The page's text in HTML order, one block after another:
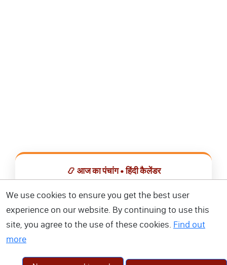
📿 आज का पंचांग • हिंदी कैलेंडर
📅 हिंदी कैलेंडर ऐप डाउनलोड करें
We use cookies to ensure you get the best user
experience on our website. By continuing to use this
site, you agree to the use of these cookies. Find out
more